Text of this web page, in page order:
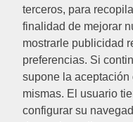
terceros, para
finalidad de mejorar
mostrarle publicidad
preferencias. Si
supone la
mismas. El usuario
configurar su
HILO